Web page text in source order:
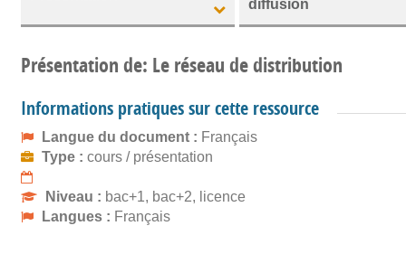
diffusion
Présentation de: Le réseau de distribution
Informations pratiques sur cette ressource
Langue du document : Français
Type : cours / présentation
Niveau : bac+1, bac+2, licence
Langues : Français